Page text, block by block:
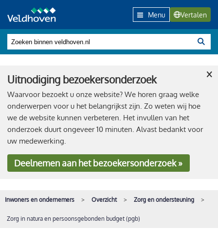
Menu Vertalen
Uitnodiging bezoekersonderzoek
Waarvoor bezoekt u onze website? We horen graag welke
onderwerpen voor u het belangrijkst zijn. Zo weten wij hoe
we de website kunnen verbeteren. Het invullen van het
onderzoek duurt ongeveer 10 minuten. Alvast bedankt voor
uw medewerking.
Deelnemenaan het bezoekersonderzoek »
×
Inwoners en ondernemers Overzicht Zorg en ondersteuning
Zorg in natura en persoonsgebonden budget (pgb)